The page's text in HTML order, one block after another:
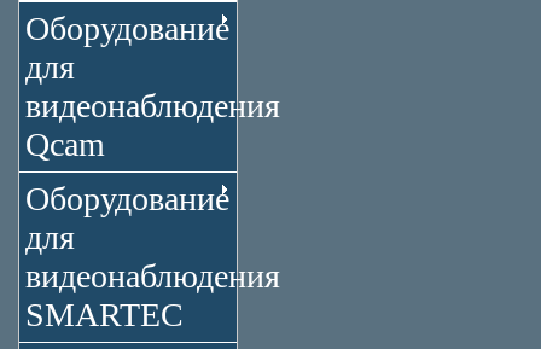
Оборудование
для
видеонаблюдения
Qcam
Оборудование
для
видеонаблюдения
SMARTEC